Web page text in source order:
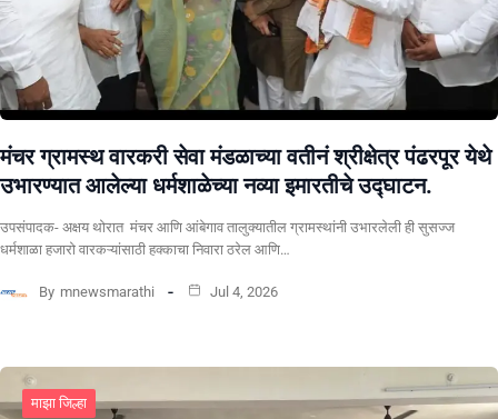
मंचर ग्रामस्थ वारकरी सेवा मंडळाच्या वतीनं श्रीक्षेत्र पंढरपूर येथे
उभारण्यात आलेल्या धर्मशाळेच्या नव्या इमारतीचे उद्घाटन.
उपसंपादक- अक्षय थोरात मंचर आणि आंबेगाव तालुक्यातील ग्रामस्थांनी उभारलेली ही सुसज्ज
धर्मशाळा हजारो वारकऱ्यांसाठी हक्काचा निवारा ठरेल आणि…
By mnewsmarathi Jul 4, 2026
माझा जिल्हा